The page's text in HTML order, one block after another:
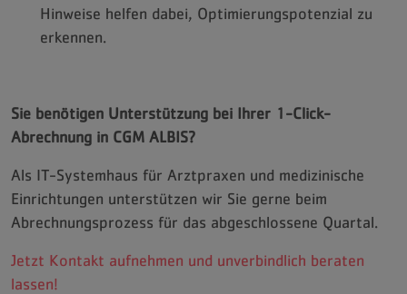
Hinweise helfen dabei, Optimierungspotenzial zu
erkennen.
Sie benötigen Unterstützung bei Ihrer 1-Click-
Abrechnung in CGM ALBIS?
Als IT-Systemhaus für Arztpraxen und medizinische
Einrichtungen unterstützen wir Sie gerne beim
Abrechnungsprozess für das abgeschlossene Quartal.
Jetzt Kontakt aufnehmen und unverbindlich beraten
lassen!